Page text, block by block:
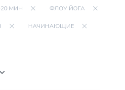
МИН ФЛОУ ЙОГА
НАЧИНАЮЩИЕ